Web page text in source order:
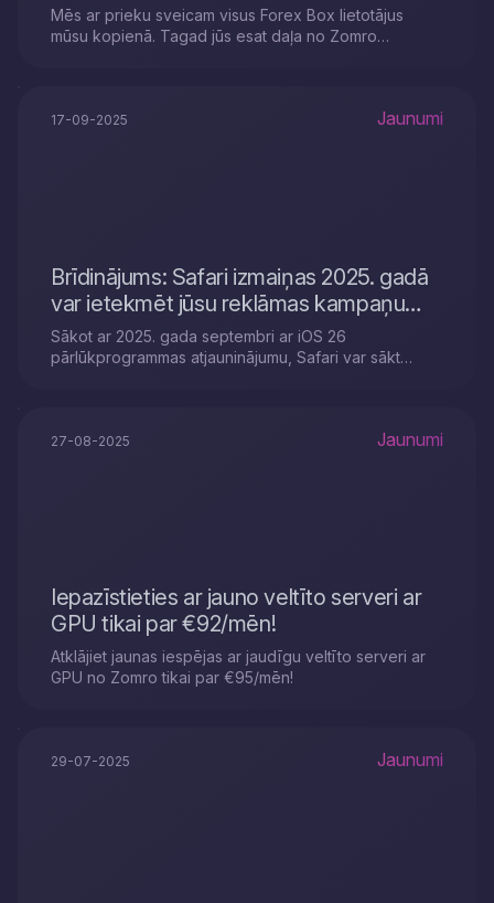
Mēs ar prieku sveicam visus Forex Box lietotājus
mūsu kopienā. Tagad jūs esat daļa no Zomro
17-09-2025 Jaunumi
Brīdinājums: Safari izmaiņas 2025. gadā
var ietekmēt jūsu reklāmas kampaņu
datus
Sākot ar 2025. gada septembri ar iOS 26
pārlūkprogrammas atjauninājumu, Safari var sākt
27-08-2025 Jaunumi
Iepazīstieties ar jauno veltīto serveri ar
GPU tikai par €92/mēn!
Atklājiet jaunas iespējas ar jaudīgu veltīto serveri ar
GPU no Zomro tikai par €95/mēn!
29-07-2025 Jaunumi